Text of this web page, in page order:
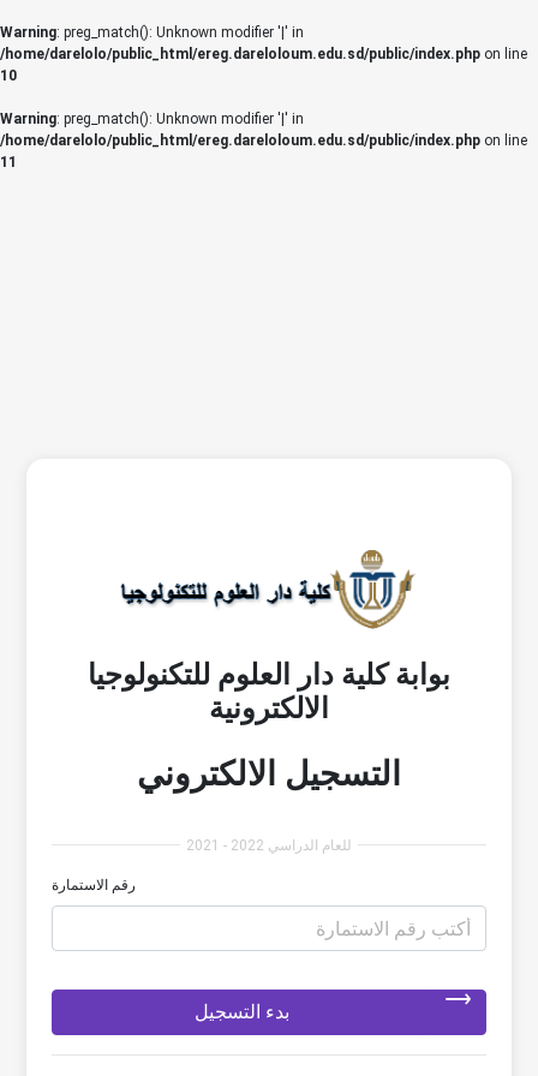
Warning: preg_match(): Unknown modifier '|' in
/home/darelolo/public_html/ereg.dareloloum.edu.sd/public/index.php on line
10
Warning: preg_match(): Unknown modifier '|' in
/home/darelolo/public_html/ereg.dareloloum.edu.sd/public/index.php on line
11
بوابة كلية دار العلوم للتكنولوجيا
الالكترونية
التسجيل الالكتروني
للعام الدراسي 2022 - 2021
رقم الاستمارة
بدء التسجيل